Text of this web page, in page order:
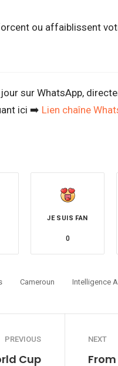
ou affaiblissent
sur WhatsApp,
ici ➡️ Lien chaîne
JE SUIS FAN
0
Cameroun Intelligence
PREVIOUS
Cup
NEXT